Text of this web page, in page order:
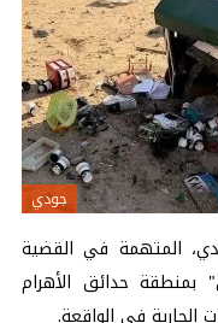
جودي
المتهمة في القضية
بمنطقة حدائق الأهرام
الجارية في الواقعة.